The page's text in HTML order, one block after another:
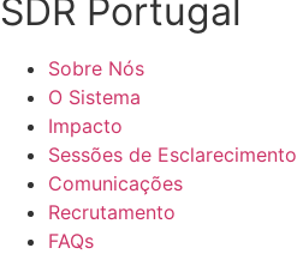
SDR Portugal
Sobre Nós
O Sistema
Impacto
Sessões de Esclarecimento
Comunicações
Recrutamento
FAQs